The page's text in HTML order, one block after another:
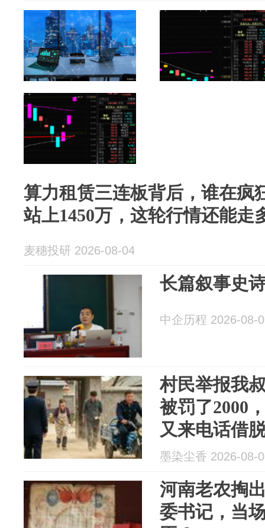
算力租赁三连板背后，谁在疯
站上1450万，这轮行情还能走
麦穗投研 2026-08-04
长篇叙事史
中企历程 2026-08-
村民举报我
被罚了2000
又来电话借
半天，回了
墨染尘香 2026-08-
河南老农掏
委书记，当